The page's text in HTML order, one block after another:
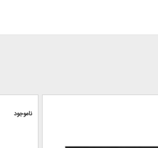
ناموجود